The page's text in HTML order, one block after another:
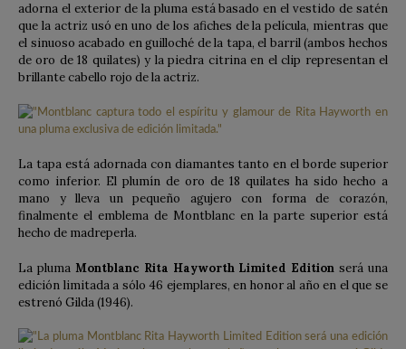
adorna el exterior de la pluma está basado en el vestido de satén
que la actriz usó en uno de los afiches de la película, mientras que
el sinuoso acabado en guilloché de la tapa, el barril (ambos hechos
de oro de 18 quilates) y la piedra citrina en el clip representan el
brillante cabello rojo de la actriz.
La tapa está adornada con diamantes tanto en el borde superior
como inferior. El plumín de oro de 18 quilates ha sido hecho a
mano y lleva un pequeño agujero con forma de corazón,
finalmente el emblema de Montblanc en la parte superior está
hecho de madreperla.
La pluma Montblanc Rita Hayworth Limited Edition será una
edición limitada a sólo 46 ejemplares, en honor al año en el que se
estrenó Gilda (1946).